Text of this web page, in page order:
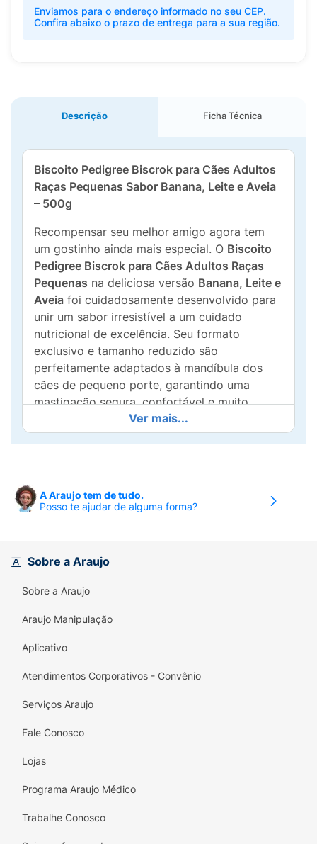
Enviamos para o endereço informado no seu CEP.
Confira abaixo o prazo de entrega para a sua região.
Descrição Ficha Técnica
Biscoito Pedigree Biscrok para Cães Adultos
Raças Pequenas Sabor Banana, Leite e Aveia
– 500g
Recompensar seu melhor amigo agora tem
um gostinho ainda mais especial. O Biscoito
Pedigree Biscrok para Cães Adultos Raças
Pequenas na deliciosa versão Banana, Leite e
Aveia foi cuidadosamente desenvolvido para
unir um sabor irresistível a um cuidado
nutricional de excelência. Seu formato
exclusivo e tamanho reduzido são
perfeitamente adaptados à mandíbula dos
cães de pequeno porte, garantindo uma
mastigação segura, confortável e muito
A textura incrivelmente crocante do Biscrok
pet. Esta fórmula destaca-se por incluir
ingredientes naturais
rigorosamente
lanche mais leve e seguro. Pensando na
vitalidade do seu animalzinho, o biscoito é
enriquecido com
(fundamentais para a manutenção de ossos e
promover uma pelagem brilhante e uma pele
saudável). A embalagem de 500g conta com
um prático sistema de fechamento que
mantém a qualidade e a crocância de cada
pensados exclusivamente para a mordida e
porte.
Ver mais...
A Araujo tem de tudo.
Posso te ajudar de alguma forma?
Sobre a Araujo
Sobre a Araujo
Araujo Manipulação
Aplicativo
Atendimentos Corporativos - Convênio
Serviços Araujo
Fale Conosco
Lojas
Programa Araujo Médico
Trabalhe Conosco